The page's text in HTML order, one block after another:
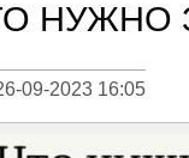
НУЖНО
09-2023 16:05